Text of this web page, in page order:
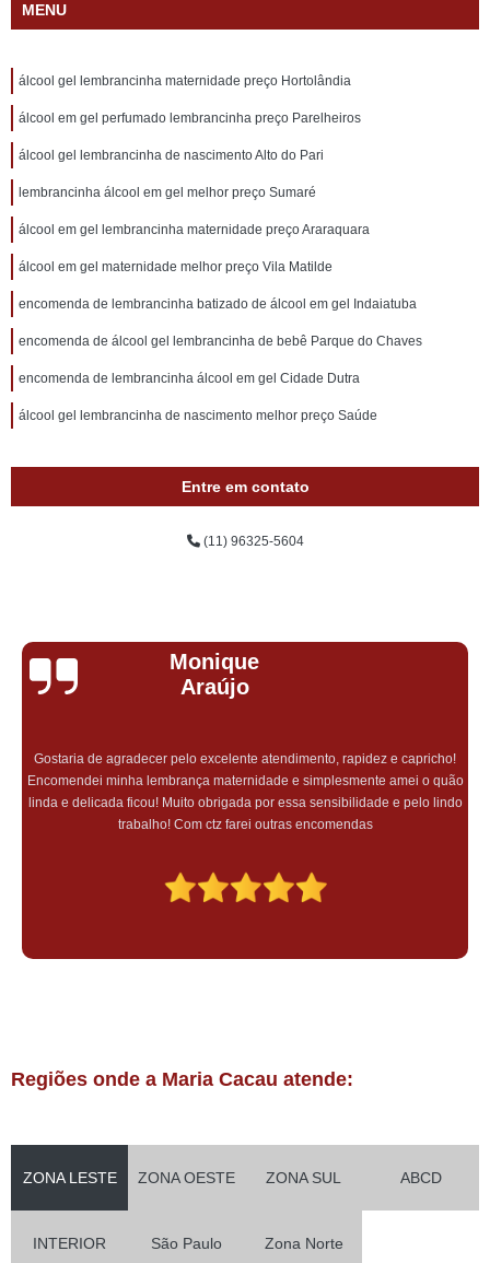
MENU
álcool gel lembrancinha maternidade preço Hortolândia
álcool em gel perfumado lembrancinha preço Parelheiros
álcool gel lembrancinha de nascimento Alto do Pari
lembrancinha álcool em gel melhor preço Sumaré
álcool em gel lembrancinha maternidade preço Araraquara
álcool em gel maternidade melhor preço Vila Matilde
encomenda de lembrancinha batizado de álcool em gel Indaiatuba
encomenda de álcool gel lembrancinha de bebê Parque do Chaves
encomenda de lembrancinha álcool em gel Cidade Dutra
álcool gel lembrancinha de nascimento melhor preço Saúde
Entre em contato
(11) 96325-5604
Monique
Araújo
Gostaria de agradecer pelo excelente atendimento, rapidez e capricho!
Encomendei minha lembrança maternidade e simplesmente amei o quão
linda e delicada ficou! Muito obrigada por essa sensibilidade e pelo lindo
trabalho! Com ctz farei outras encomendas
Regiões onde a Maria Cacau atende:
ZONA LESTE ZONA OESTE ZONA SUL ABCD
INTERIOR São Paulo Zona Norte